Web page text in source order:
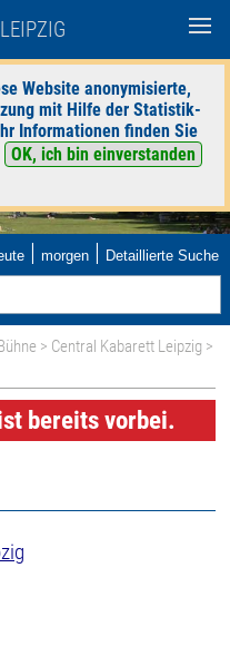
Website anonymisierte,
mit Hilfe der Statistik-
Informationen finden Sie
OK, ich bin einverstanden
| morgen | Detaillierte Suche
> Central Kabarett Leipzig >
bereits vorbei.